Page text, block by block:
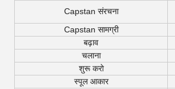
Capstan संरचना
Capstan सामग्री
बढ़ाव
चलाना
शुरू करो
स्पूल आकार